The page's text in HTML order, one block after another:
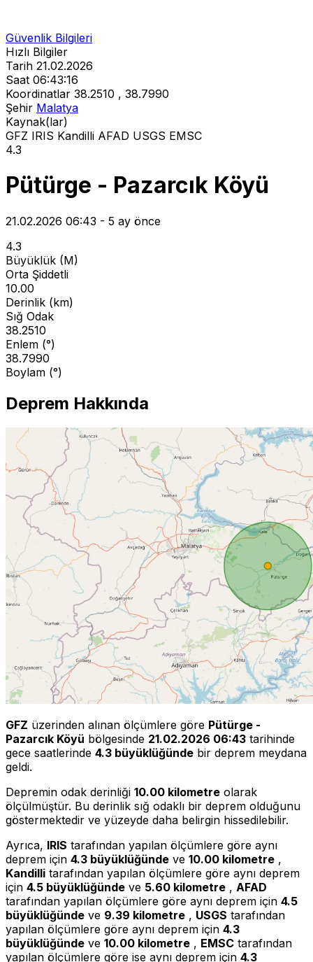
Güvenlik Bilgileri
Hızlı Bilgiler
Tarih 21.02.2026
Saat 06:43:16
Koordinatlar 38.2510 , 38.7990
Şehir Malatya
Kaynak(lar)
GFZ IRIS Kandilli AFAD USGS EMSC
4.3
Pütürge - Pazarcık Köyü
21.02.2026 06:43 - 5 ay önce
4.3
Büyüklük (M)
Orta Şiddetli
10.00
Derinlik (km)
Sığ Odak
38.2510
Enlem (°)
38.7990
Boylam (°)
Deprem Hakkında
GFZ üzerinden alınan ölçümlere göre Pütürge -
Pazarcık Köyü bölgesinde 21.02.2026 06:43 tarihinde
gece saatlerinde 4.3 büyüklüğünde bir deprem meydana
geldi.
Depremin odak derinliği 10.00 kilometre olarak
ölçülmüştür. Bu derinlik sığ odaklı bir deprem olduğunu
göstermektedir ve yüzeyde daha belirgin hissedilebilir.
Ayrıca, IRIS tarafından yapılan ölçümlere göre aynı
deprem için 4.3 büyüklüğünde ve 10.00 kilometre ,
Kandilli tarafından yapılan ölçümlere göre aynı deprem
için 4.5 büyüklüğünde ve 5.60 kilometre , AFAD
tarafından yapılan ölçümlere göre aynı deprem için 4.5
büyüklüğünde ve 9.39 kilometre , USGS tarafından
yapılan ölçümlere göre aynı deprem için 4.3
büyüklüğünde ve 10.00 kilometre , EMSC tarafından
yapılan ölçümlere göre ise aynı deprem için 4.3